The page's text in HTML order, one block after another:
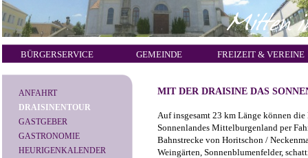
BÜRGERSERVICE GEMEINDE FREIZEIT & VEREINE
ANFAHRT
DRAISINENTOUR
GASTGEBER
GASTRONOMIE
HEURIGENKALENDER
MIT DER DRAISINE DAS
Auf insgesamt 23 km Länge können
Sonnenlandes Mittelburgenland per
Bahnstrecke von Horitschon /
Weingärten, Sonnenblumenfelder,